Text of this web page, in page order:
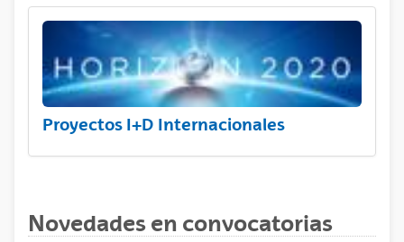
Proyectos I+D Internacionales
Novedades en convocatorias